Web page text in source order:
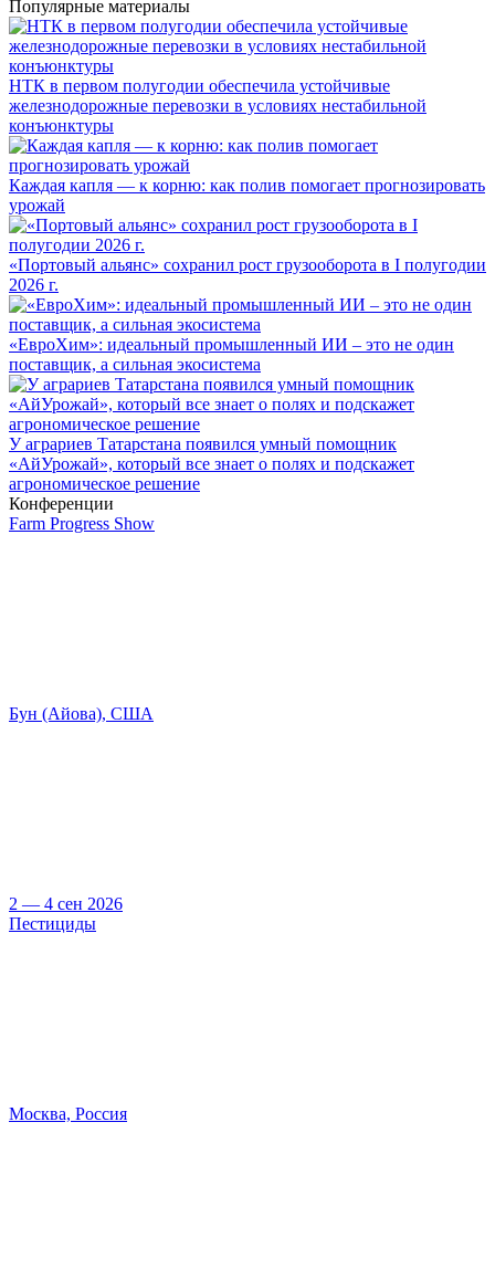
Популярные материалы
НТК в первом полугодии обеспечила устойчивые
железнодорожные перевозки в условиях нестабильной
конъюнктуры
Каждая капля — к корню: как полив помогает прогнозировать
урожай
«Портовый альянс» сохранил рост грузооборота в I полугодии
2026 г.
«ЕвроХим»: идеальный промышленный ИИ – это не один
поставщик, а сильная экосистема
У аграриев Татарстана появился умный помощник
«АйУрожай», который все знает о полях и подскажет
агрономическое решение
Конференции
Farm Progress Show
Бун (Айова), США
2 — 4 сен 2026
Пестициды
Москва, Россия